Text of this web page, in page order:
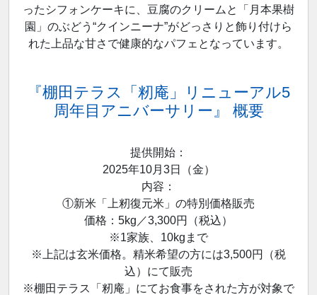
ったシフォンケーキに、豆腐のクリームと「月本果樹
園」のぶどう“クインニーナ”がどっさりと飾り付けら
れた上品な甘さで健康的なパフェとなっています。
『棚田テラス「籾庵」リニューアル5
周年目アニバーサリー』 概要
提供開始：
2025年10月3日（金）
内容：
①新米「上籾復元米」の特別価格販売
価格：5kg／3,300円（税込）
※1家族、10kgまで
※上記は玄米価格。精米希望の方には3,500円（税
込）にて販売
※棚田テラス「籾庵」にてお食事をされた方が対象で